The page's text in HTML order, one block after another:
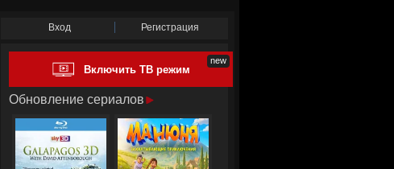
Вход Регистрация
Включить ТВ режим
Обновление сериалов